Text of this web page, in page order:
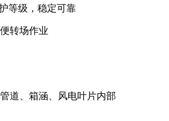
等级，稳定可靠
转场作业
道、箱涵、风电叶片内部